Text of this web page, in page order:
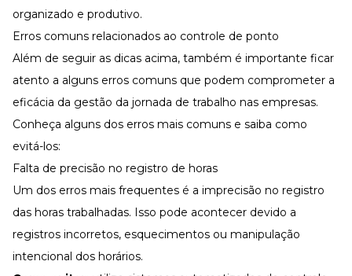
organizado e produtivo.
Erros comuns relacionados ao controle de ponto
Além de seguir as dicas acima, também é importante ficar
atento a alguns erros comuns que podem comprometer a
eficácia da gestão da jornada de trabalho nas empresas.
Conheça alguns dos erros mais comuns e saiba como
evitá-los:
Falta de precisão no registro de horas
Um dos erros mais frequentes é a imprecisão no registro
das horas trabalhadas. Isso pode acontecer devido a
registros incorretos, esquecimentos ou manipulação
intencional dos horários.